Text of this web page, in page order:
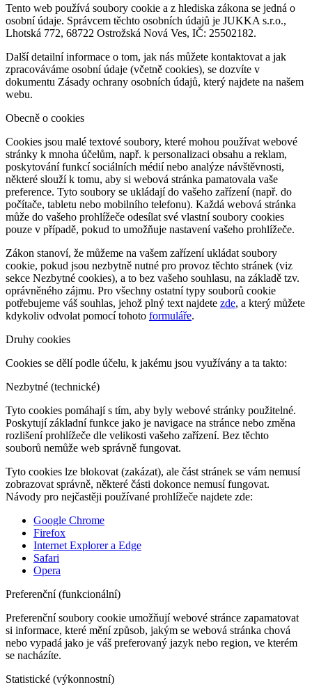
Tento web používá soubory cookie a z hlediska zákona se jedná o
osobní údaje. Správcem těchto osobních údajů je JUKKA s.r.o.,
Lhotská 772, 68722 Ostrožská Nová Ves, IČ: 25502182.
Další detailní informace o tom, jak nás můžete kontaktovat a jak
zpracováváme osobní údaje (včetně cookies), se dozvíte v
dokumentu Zásady ochrany osobních údajů, který najdete na našem
webu.
Obecně o cookies
Cookies jsou malé textové soubory, které mohou používat webové
stránky k mnoha účelům, např. k personalizaci obsahu a reklam,
poskytování funkcí sociálních médií nebo analýze návštěvnosti,
některé slouží k tomu, aby si webová stránka pamatovala vaše
preference. Tyto soubory se ukládají do vašeho zařízení (např. do
počítače, tabletu nebo mobilního telefonu). Každá webová stránka
může do vašeho prohlížeče odesílat své vlastní soubory cookies
pouze v případě, pokud to umožňuje nastavení vašeho prohlížeče.
Zákon stanoví, že můžeme na vašem zařízení ukládat soubory
cookie, pokud jsou nezbytně nutné pro provoz těchto stránek (viz
sekce Nezbytné cookies), a to bez vašeho souhlasu, na základě tzv.
oprávněného zájmu. Pro všechny ostatní typy souborů cookie
potřebujeme váš souhlas, jehož plný text najdete zde, a který můžete
kdykoliv odvolat pomocí tohoto formuláře.
Druhy cookies
Cookies se dělí podle účelu, k jakému jsou využívány a ta takto:
Nezbytné (technické)
Tyto cookies pomáhají s tím, aby byly webové stránky použitelné.
Poskytují základní funkce jako je navigace na stránce nebo změna
rozlišení prohlížeče dle velikosti vašeho zařízení. Bez těchto
souborů nemůže web správně fungovat.
Tyto cookies lze blokovat (zakázat), ale část stránek se vám nemusí
zobrazovat správně, některé části dokonce nemusí fungovat.
Návody pro nejčastěji používané prohlížeče najdete zde:
Google Chrome
Firefox
Internet Explorer a Edge
Safari
Opera
Preferenční (funkcionální)
Preferenční soubory cookie umožňují webové stránce zapamatovat
si informace, které mění způsob, jakým se webová stránka chová
nebo vypadá jako je váš preferovaný jazyk nebo region, ve kterém
se nacházíte.
Statistické (výkonnostní)